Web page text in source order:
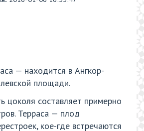
— находится в Ангкор-
площади.
цоколя составляет примерно
Терраса — плод
кое-где встречаются